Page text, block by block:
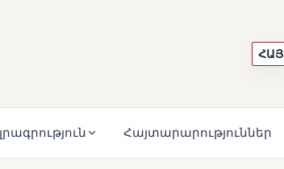
ՀԱՅ
Հայտարարություններ